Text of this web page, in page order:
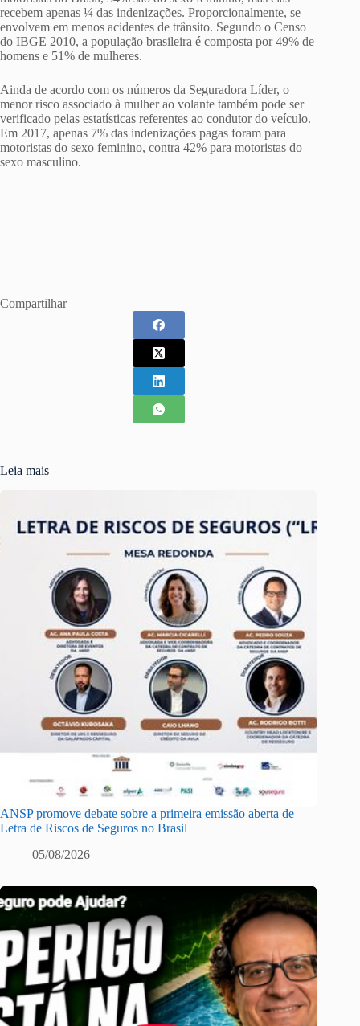
recebem apenas ¼ das indenizações. Proporcionalmente, se
envolvem em menos acidentes de trânsito. Segundo o Censo
do IBGE 2010, a população brasileira é composta por 49% de
homens e 51% de mulheres.
Ainda de acordo com os números da Seguradora Líder, o
menor risco associado à mulher ao volante também pode ser
verificado pelas estatísticas referentes ao condutor do veículo.
Em 2017, apenas 7% das indenizações pagas foram para
motoristas do sexo feminino, contra 42% para motoristas do
sexo masculino.
Compartilhar
Leia mais
ANSP promove debate sobre a primeira emissão aberta de
Letra de Riscos de Seguros no Brasil
05/08/2026